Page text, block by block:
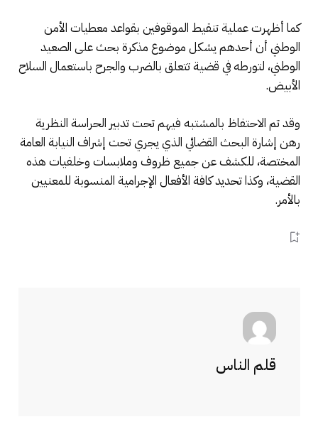
كما أظهرت عملية تنقيط الموقوفين بقواعد معطيات الأمن
الوطني أن أحدهم يشكل موضوع مذكرة بحث على الصعيد
الوطني، لتورطه في قضية تتعلق بالضرب والجرح باستعمال السلاح
الأبيض.
وقد تم الاحتفاظ بالمشتبه فيهم تحت تدبير الحراسة النظرية
رهن إشارة البحث القضائي الذي يجري تحت إشراف النيابة العامة
المختصة، للكشف عن جميع ظروف وملابسات وخلفيات هذه
القضية، وكذا تحديد كافة الأفعال الإجرامية المنسوبة للمعنيين
بالأمر.
قلم الناس